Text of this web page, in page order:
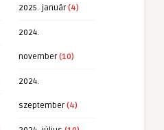
2025. január(4)
2024.
november(10)
2024.
szeptember(4)